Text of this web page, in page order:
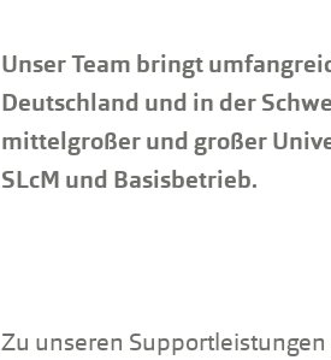
Unser Team bringt
Deutschland und in der
mittelgroßer und großer
SLcM und Basisbetrieb.
Zu unseren